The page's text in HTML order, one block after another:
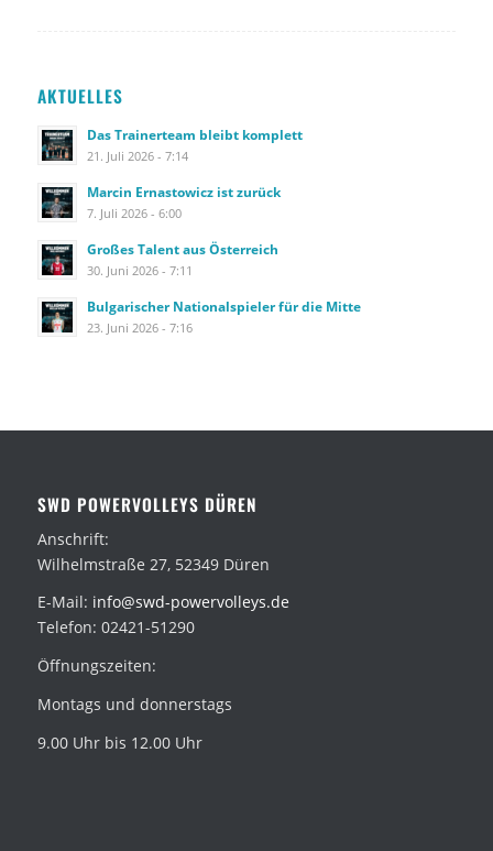
AKTUELLES
Das Trainerteam bleibt komplett
21. Juli 2026 - 7:14
Marcin Ernastowicz ist zurück
7. Juli 2026 - 6:00
Großes Talent aus Österreich
30. Juni 2026 - 7:11
Bulgarischer Nationalspieler für die Mitte
23. Juni 2026 - 7:16
SWD POWERVOLLEYS DÜREN
Anschrift:
Wilhelmstraße 27, 52349 Düren
E-Mail: info@swd-powervolleys.de
Telefon: 02421-51290
Öffnungszeiten:
Montags und donnerstags
9.00 Uhr bis 12.00 Uhr